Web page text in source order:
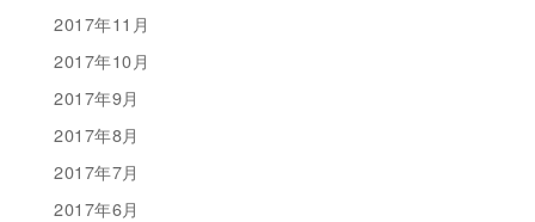
2017年11月
2017年10月
2017年9月
2017年8月
2017年7月
2017年6月